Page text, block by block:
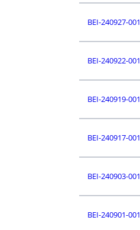
BEI-240927-001
BEI-240922-001
BEI-240919-001
BEI-240917-001
BEI-240903-001
BEI-240901-001